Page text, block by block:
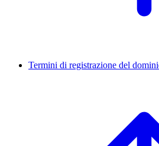
Termini di registrazione del